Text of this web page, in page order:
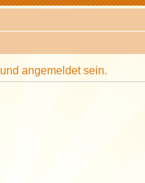
angemeldet sein.